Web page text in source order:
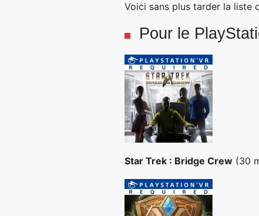
Voici sans plus tarder la liste
Pour le
Star Trek : Bridge Crew (30